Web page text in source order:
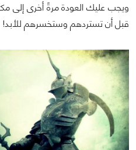
ويجب عليك العودة مرةً أخرى
قبل أن تستردهم وستخسرهم للأبد!